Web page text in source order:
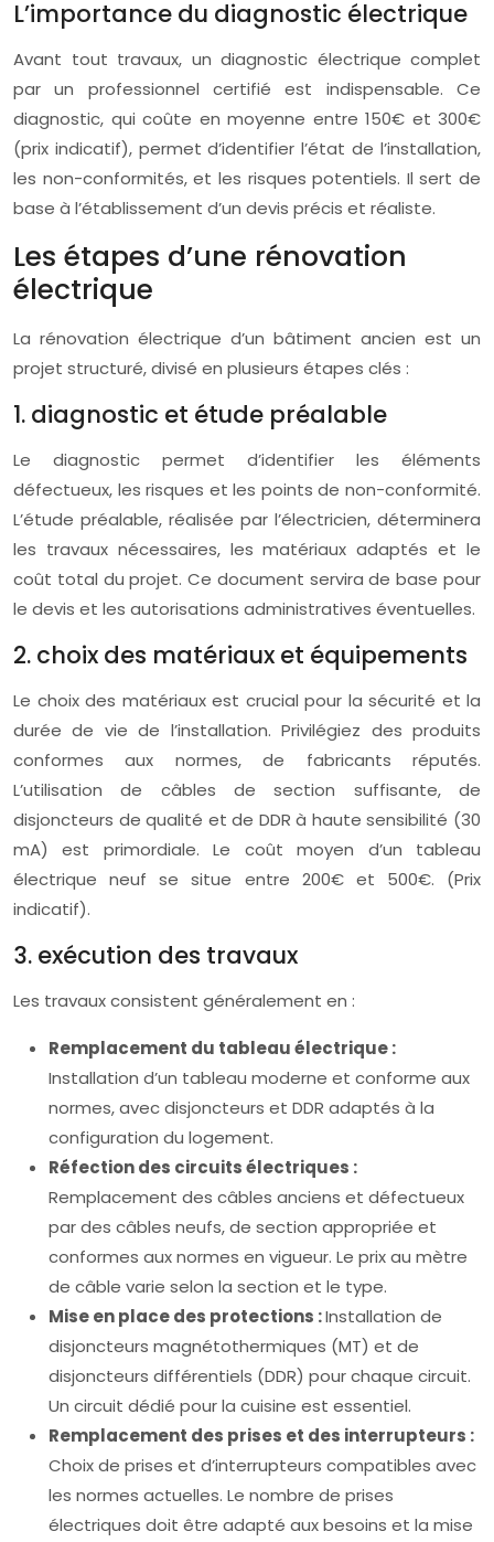
L’importance du diagnostic électrique
Avant tout travaux, un diagnostic électrique complet
par un professionnel certifié est indispensable. Ce
diagnostic, qui coûte en moyenne entre 150€ et 300€
(prix indicatif), permet d’identifier l’état de l’installation,
les non-conformités, et les risques potentiels. Il sert de
base à l’établissement d’un devis précis et réaliste.
Les étapes d’une rénovation
électrique
La rénovation électrique d’un bâtiment ancien est un
projet structuré, divisé en plusieurs étapes clés :
1. diagnostic et étude préalable
Le diagnostic permet d’identifier les éléments
défectueux, les risques et les points de non-conformité.
L’étude préalable, réalisée par l’électricien, déterminera
les travaux nécessaires, les matériaux adaptés et le
coût total du projet. Ce document servira de base pour
le devis et les autorisations administratives éventuelles.
2. choix des matériaux et équipements
Le choix des matériaux est crucial pour la sécurité et la
durée de vie de l’installation. Privilégiez des produits
conformes aux normes, de fabricants réputés.
L’utilisation de câbles de section suffisante, de
disjoncteurs de qualité et de DDR à haute sensibilité (30
mA) est primordiale. Le coût moyen d’un tableau
électrique neuf se situe entre 200€ et 500€. (Prix
indicatif).
3. exécution des travaux
Les travaux consistent généralement en :
Remplacement du tableau électrique :
Installation d’un tableau moderne et conforme aux
normes, avec disjoncteurs et DDR adaptés à la
configuration du logement.
Réfection des circuits électriques :
Remplacement des câbles anciens et défectueux
par des câbles neufs, de section appropriée et
conformes aux normes en vigueur. Le prix au mètre
de câble varie selon la section et le type.
Mise en place des protections :Installation de
disjoncteurs magnétothermiques (MT) et de
disjoncteurs différentiels (DDR) pour chaque circuit.
Un circuit dédié pour la cuisine est essentiel.
Remplacement des prises et des interrupteurs :
Choix de prises et d’interrupteurs compatibles avec
les normes actuelles. Le nombre de prises
électriques doit être adapté aux besoins et la mise